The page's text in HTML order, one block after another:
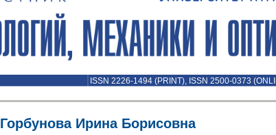
ISSN 2226-1494 (PRINT), ISSN 2500-0373
Горбунова Ирина Борисовна